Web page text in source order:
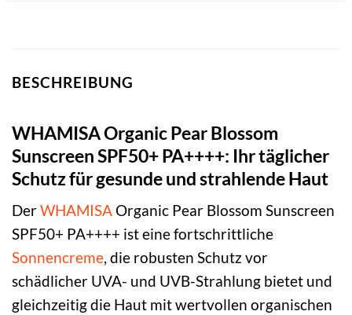
BESCHREIBUNG
WHAMISA Organic Pear Blossom
Sunscreen SPF50+ PA++++: Ihr täglicher
Schutz für gesunde und strahlende Haut
DerWHAMISA Organic Pear Blossom Sunscreen
SPF50+ PA++++ ist eine fortschrittliche
Sonnencreme, die robusten Schutz vor
schädlicher UVA- und UVB-Strahlung bietet und
gleichzeitig die Haut mit wertvollen organischen